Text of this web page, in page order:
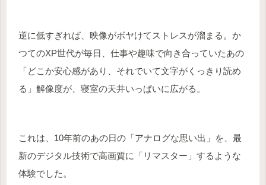
逆に低すぎれば、映像がボヤけてストレスが溜まる。か
つてのXP世代が毎日、仕事や趣味で向き合っていたあの
「どこか安心感があり、それでいて文字がくっきり読め
る」解像度が、寝室の天井いっぱいに広がる。
これは、10年前のあの日の「アナログな思い出」を、最
新のデジタル技術で高画質に「リマスター」するような
体験でした。